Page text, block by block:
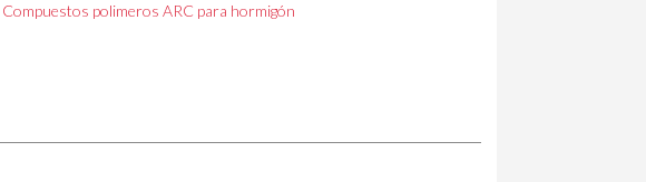
Compuestos polimeros ARC para hormigón